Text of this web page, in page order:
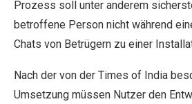
Prozess soll unter anderem
betroffene Person nicht während
Chats von Betrügern zu einer
Nach der von der Times of India
Umsetzung müssen Nutzer den